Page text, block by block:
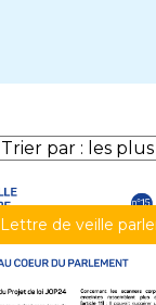
Lettre de veille